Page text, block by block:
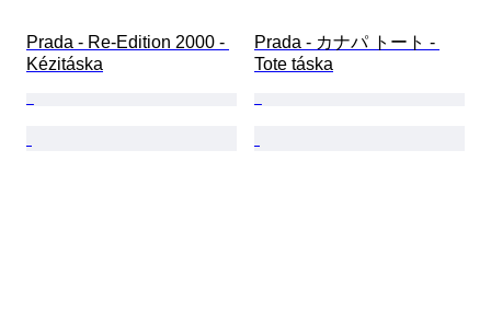
Prada - Re-Edition 2000 -
Kézitáska
Prada - カナパ トート -
Tote táska